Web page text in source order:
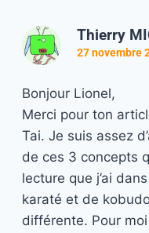
Thierry
27 novembre
Bonjour Lionel,
Merci pour ton
Tai. Je suis assez
de ces 3 concepts
lecture que j’ai
karaté et de
différente. Pour